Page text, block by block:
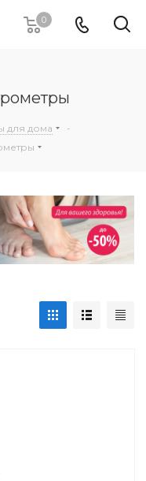
0
для дома
-